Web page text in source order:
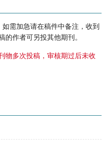
需加急请在稿件中备注，收到
的作者可另投其他期刊。
物多次投稿，审核期过后未收